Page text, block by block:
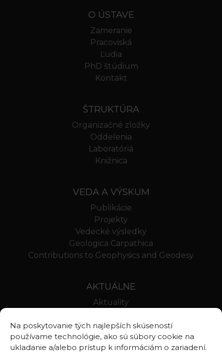
Na poskytovanie tých najlepších skúseností
používame technológie, ako sú súbory cookie na
ukladanie a/alebo prístup k informáciám o zariadení.
O ÚSTAVE
Zameranie
Pracoviská
Ľudia
PhD štúdium
Kontakt
ŠTRUKTÚRA
Organizačné zložky
Oddelenia
Laboratóriá
Knižnica
VEDA A VÝSKUM
Publikácie
Projekty
Vedecké výsledky
Geologica Carpathica
Contributions to Geophysics and Geodesy
AKTUÁLNE
Aktuality
Stravovanie SAV
Webmail BA
Webmail BB